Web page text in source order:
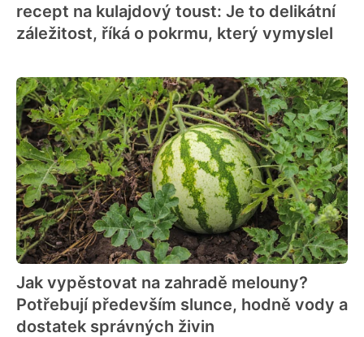
recept na kulajdový toust: Je to delikátní
záležitost, říká o pokrmu, který vymyslel
Jak vypěstovat na zahradě melouny?
Potřebují především slunce, hodně vody a
dostatek správných živin